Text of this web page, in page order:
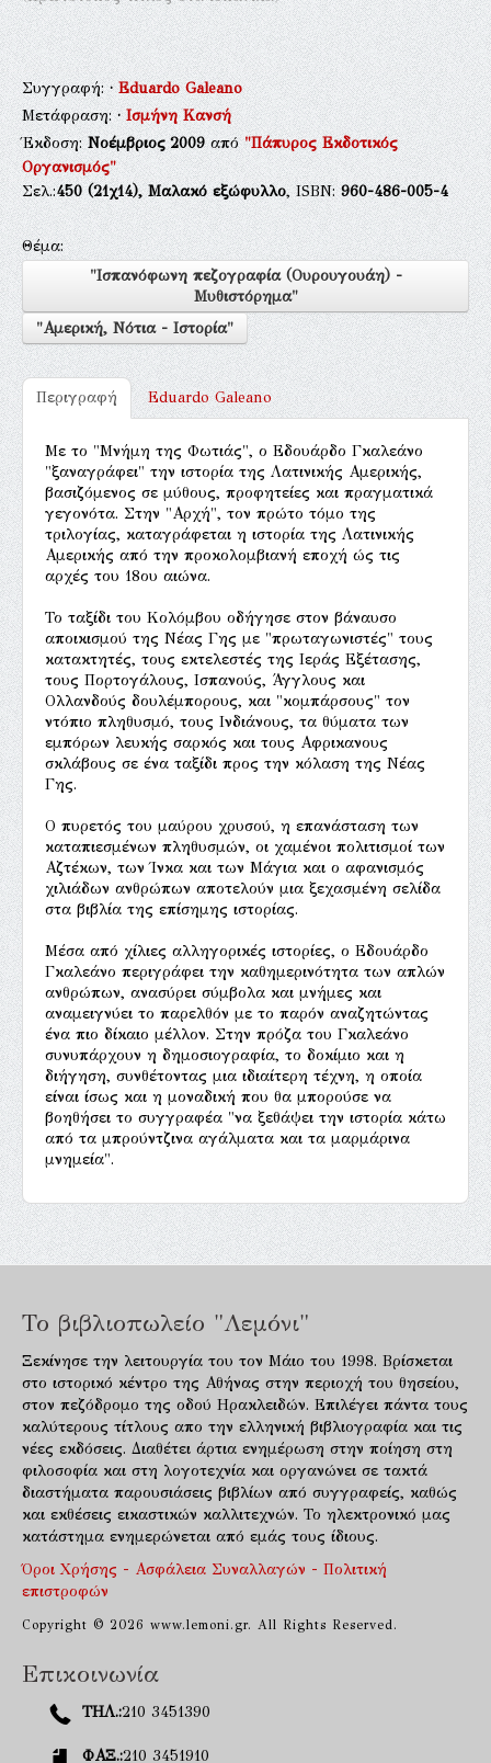
Συγγραφή:·Eduardo Galeano
Μετάφραση:·Ισμήνη Κανσή
Έκδοση:Νοέμβριος 2009από"Πάπυρος Εκδοτικός
Οργανισμός"
Σελ.:450(21χ14), Μαλακό εξώφυλλο, ISBN:960-486-005-4
Θέμα:
"Ισπανόφωνη πεζογραφία (Ουρουγουάη) -
Μυθιστόρημα"
"Αμερική, Νότια - Ιστορία"
Περιγραφή Eduardo Galeano
Με το "Μνήμη της Φωτιάς", ο Εδουάρδο Γκαλεάνο
"ξαναγράφει" την ιστορία της Λατινικής Αμερικής,
βασιζόμενος σε μύθους, προφητείες και πραγματικά
γεγονότα. Στην "Αρχή", τον πρώτο τόμο της
τριλογίας, καταγράφεται η ιστορία της Λατινικής
Αμερικής από την προκολομβιανή εποχή ώς τις
αρχές του 18ου αιώνα.
Το ταξίδι του Κολόμβου οδήγησε στον βάναυσο
αποικισμού της Νέας Γης με "πρωταγωνιστές" τους
κατακτητές, τους εκτελεστές της Ιεράς Εξέτασης,
τους Πορτογάλους, Ισπανούς, Άγγλους και
Ολλανδούς δουλέμπορους, και "κομπάρσους" τον
ντόπιο πληθυσμό, τους Ινδιάνους, τα θύματα των
εμπόρων λευκής σαρκός και τους Αφρικανους
σκλάβους σε ένα ταξίδι προς την κόλαση της Νέας
Γης.
Ο πυρετός του μαύρου χρυσού, η επανάσταση των
καταπιεσμένων πληθυσμών, οι χαμένοι πολιτισμοί των
Αζτέκων, των Ίνκα και των Μάγια και ο αφανισμός
χιλιάδων ανθρώπων αποτελούν μια ξεχασμένη σελίδα
στα βιβλία της επίσημης ιστορίας.
Μέσα από χίλιες αλληγορικές ιστορίες, ο Εδουάρδο
Γκαλεάνο περιγράφει την καθημερινότητα των απλών
ανθρώπων, ανασύρει σύμβολα και μνήμες και
αναμειγνύει το παρελθόν με το παρόν αναζητώντας
ένα πιο δίκαιο μέλλον. Στην πρόζα του Γκαλεάνο
συνυπάρχουν η δημοσιογραφία, το δοκίμιο και η
διήγηση, συνθέτοντας μια ιδιαίτερη τέχνη, η οποία
είναι ίσως και η μοναδική που θα μπορούσε να
βοηθήσει το συγγραφέα "να ξεθάψει την ιστορία κάτω
από τα μπρούντζινα αγάλματα και τα μαρμάρινα
μνημεία".
Το βιβλιοπωλείο "Λεμόνι"
Ξεκίνησε την λειτουργία του τον Μάιο του 1998. Βρίσκεται
στο ιστορικό κέντρο της Αθήνας στην περιοχή του θησείου,
στον πεζόδρομο της οδού Ηρακλειδών. Επιλέγει πάντα τους
καλύτερους τίτλους απο την ελληνική βιβλιογραφία και τις
νέες εκδόσεις. Διαθέτει άρτια ενημέρωση στην ποίηση στη
φιλοσοφία και στη λογοτεχνία και οργανώνει σε τακτά
διαστήματα παρουσιάσεις βιβλίων από συγγραφείς, καθώς
και εκθέσεις εικαστικών καλλιτεχνών. Το ηλεκτρονικό μας
κατάστημα ενημερώνεται από εμάς τους ίδιους.
Όροι Χρήσης - Ασφάλεια Συναλλαγών - Πολιτική
επιστροφών
Copyright © 2026 www.lemoni.gr. All Rights Reserved.
Επικοινωνία
ΤΗΛ.:210 3451390
ΦΑΞ.:210 3451910